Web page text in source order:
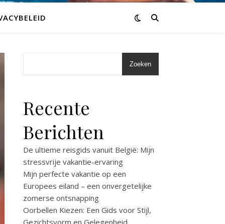
Zoeken
Recente
Berichten
De ultieme reisgids vanuit België: Mijn
stressvrije vakantie-ervaring
Mijn perfecte vakantie op een
Europees eiland – een onvergetelijke
zomerse ontsnapping
Oorbellen Kiezen: Een Gids voor Stijl,
Gezichtsvorm en Gelegenheid